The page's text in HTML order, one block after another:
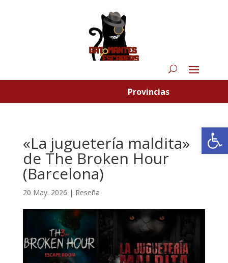
Provincias
«La juguetería maldita»
de The Broken Hour
(Barcelona)
20 May. 2026 | Reseña